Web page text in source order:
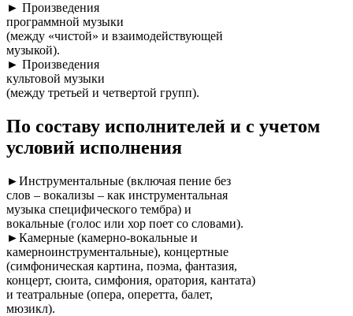
► Произведения
программной музыки
(между «чистой» и взаимодействующей
музыкой).
► Произведения
культовой музыки
(между третьей и четвертой групп).
По составу исполнителей и с учетом
условий исполнения
►Инструментальные (включая пение без
слов – вокализы – как инструментальная
музыка специфического тембра) и
вокальные (голос или хор поет со словами).
►Камерные (камерно-вокальные и
камерноинструментальные), концертные
(симфоническая картина, поэма, фантазия,
концерт, сюита, симфония, оратория, кантата)
и театральные (опера, оперетта, балет,
мюзикл).